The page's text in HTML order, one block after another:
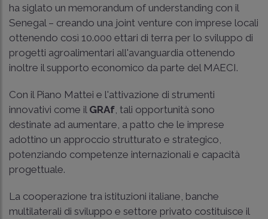
ha siglato un memorandum of understanding con il
Senegal – creando una joint venture con imprese locali
ottenendo così 10.000 ettari di terra per lo sviluppo di
progetti agroalimentari all'avanguardia ottenendo
inoltre il supporto economico da parte del MAECI.
Con il Piano Mattei e l'attivazione di strumenti
innovativi come il GRAf , tali opportunità sono
destinate ad aumentare, a patto che le imprese
adottino un approccio strutturato e strategico,
potenziando competenze internazionali e capacità
progettuale.
La cooperazione tra istituzioni italiane, banche
multilaterali di sviluppo e settore privato costituisce il